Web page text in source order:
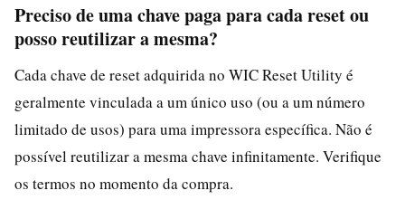
Preciso de uma chave paga para cada reset ou
posso reutilizar a mesma?
Cada chave de reset adquirida no WIC Reset Utility é
geralmente vinculada a um único uso (ou a um número
limitado de usos) para uma impressora específica. Não é
possível reutilizar a mesma chave infinitamente. Verifique
os termos no momento da compra.